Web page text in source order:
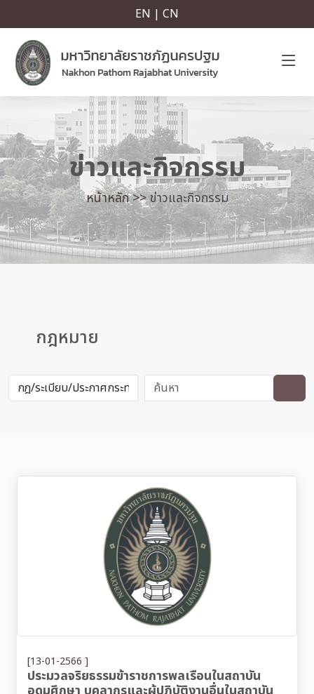
EN | CN
ข่าวและกิจกรรม
หน้าหลัก >>ข่าวและกิจกรรม
กฎหมาย
[13-01-2566 ]
ประมวลจริยธรรมข้าราชการพลเรือนในสถาบัน